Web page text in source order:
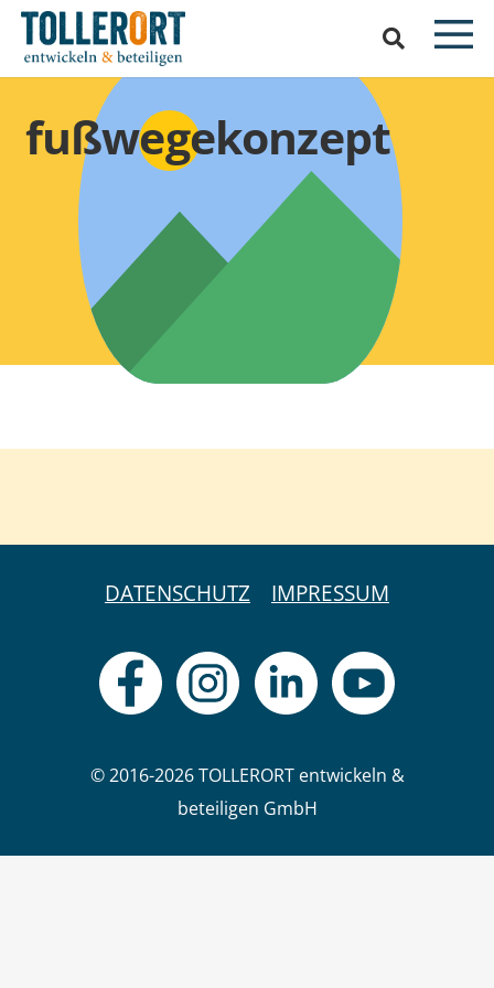
fußwegekonzept
DATENSCHUTZ IMPRESSUM
© 2016-2026 TOLLERORT entwickeln &
beteiligen GmbH